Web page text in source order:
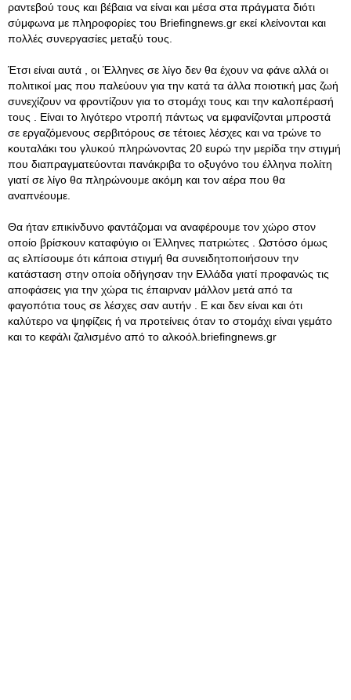
ραντεβού τους και βέβαια να είναι και μέσα στα πράγματα διότι
σύμφωνα με πληροφορίες του Briefingnews.gr εκεί κλείνονται και
πολλές συνεργασίες μεταξύ τους.
Έτσι είναι αυτά , οι Έλληνες σε λίγο δεν θα έχουν να φάνε αλλά οι
πολιτικοί μας που παλεύουν για την κατά τα άλλα ποιοτική μας ζωή
συνεχίζουν να φροντίζουν για το στομάχι τους και την καλοπέρασή
τους . Είναι το λιγότερο ντροπή πάντως να εμφανίζονται μπροστά
σε εργαζόμενους σερβιτόρους σε τέτοιες λέσχες και να τρώνε το
κουταλάκι του γλυκού πληρώνοντας 20 ευρώ την μερίδα την στιγμή
που διαπραγματεύονται πανάκριβα το οξυγόνο του έλληνα πολίτη
γιατί σε λίγο θα πληρώνουμε ακόμη και τον αέρα που θα
αναπνέουμε.
Θα ήταν επικίνδυνο φαντάζομαι να αναφέρουμε τον χώρο στον
οποίο βρίσκουν καταφύγιο οι Έλληνες πατριώτες . Ωστόσο όμως
ας ελπίσουμε ότι κάποια στιγμή θα συνειδητοποιήσουν την
κατάσταση στην οποία οδήγησαν την Ελλάδα γιατί προφανώς τις
αποφάσεις για την χώρα τις έπαιρναν μάλλον μετά από τα
φαγοπότια τους σε λέσχες σαν αυτήν . Ε και δεν είναι και ότι
καλύτερο να ψηφίζεις ή να προτείνεις όταν το στομάχι είναι γεμάτο
και το κεφάλι ζαλισμένο από το αλκοόλ.briefingnews.gr